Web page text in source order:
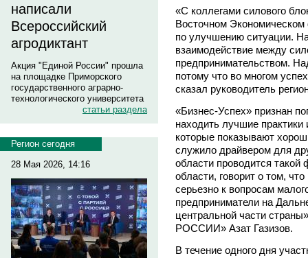
написали
Всероссийский
агродиктант
Акция "Единой России" прошла
на площадке Приморского
государственного аграрно-
технологического университета
статьи раздела
Регион сегодня
28 Мая 2026, 14:16
«С коллегами силового
Восточном
по улучшению ситуации.
взаимодействие между
предпринимательством.
потому что во многом
сказал руководитель
«Бизнес-Успех» признан
находить лучшие
которые показывают
служило драйвером для
области проводится
области, говорит о том,
серьезно к вопросам
предприниматели на
центральной части
РОССИИ» Азат Газизов.
В течение одного дня